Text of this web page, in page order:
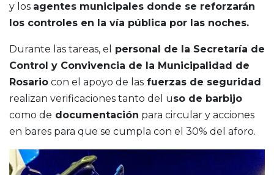
y los agentes municipales donde se reforzarán
los controles en la vía pública por las noches.
Durante las tareas, el
personal de la Secretaría de
Control y Convivencia de la Municipalidad de
Rosario con el apoyo de las fuerzas de seguridad
realizan verificaciones tanto del uso de barbijo
como de documentación para circular y acciones
en bares para que se cumpla con el 30% del aforo.